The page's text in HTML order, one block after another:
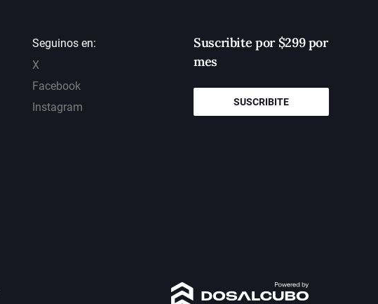
Seguinos en:
X
Facebook
Instagram
Suscribite por $299 por
mes
SUSCRIBITE